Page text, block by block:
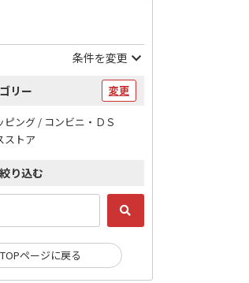
条件を変更
リー 変更
ング / コンビニ・ＤＳ
ストア
り込む
TOPページに戻る